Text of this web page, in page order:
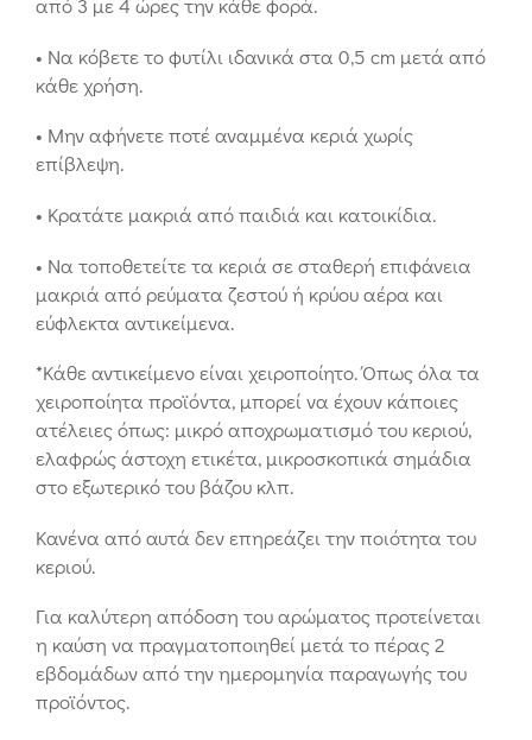
από 3 με 4 ώρες την κάθε φορά.
• Να κόβετε το φυτίλι ιδανικά στα 0,5 cm μετά από
κάθε χρήση.
• Μην αφήνετε ποτέ αναμμένα κεριά χωρίς
επίβλεψη.
• Κρατάτε μακριά από παιδιά και κατοικίδια.
• Να τοποθετείτε τα κεριά σε σταθερή επιφάνεια
μακριά από ρεύματα ζεστού ή κρύου αέρα και
εύφλεκτα αντικείμενα.
*Κάθε αντικείμενο είναι χειροποίητο. Όπως όλα τα
χειροποίητα προϊόντα, μπορεί να έχουν κάποιες
ατέλειες όπως: μικρό αποχρωματισμό του κεριού,
ελαφρώς άστοχη ετικέτα, μικροσκοπικά σημάδια
στο εξωτερικό του βάζου κλπ.
Κανένα από αυτά δεν επηρεάζει την ποιότητα του
κεριού.
Για καλύτερη απόδοση του αρώματος προτείνεται
η καύση να πραγματοποιηθεί μετά το πέρας 2
εβδομάδων από την ημερομηνία παραγωγής του
προϊόντος.